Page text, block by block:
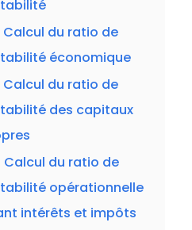
Calcul du ratio de
économique
Calcul du ratio de
des capitaux
Calcul du ratio de
opérationnelle
intérêts et impôts